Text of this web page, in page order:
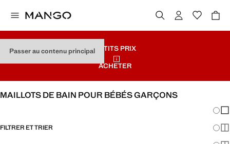
Passer au contenu principalPETITS PRIX
ACHETER
MAILLOTS DE BAIN POUR BÉBÉS GARÇONS
FILTRER ET TRIER